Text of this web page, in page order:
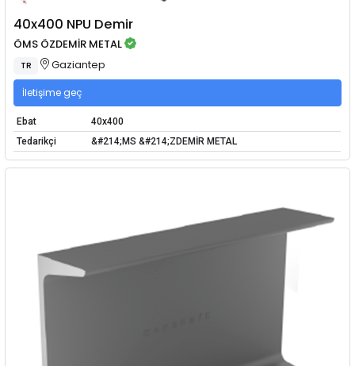
40x400 NPU Demir
ÖMS ÖZDEMİR METAL
TR Gaziantep
İletişime geç
Ebat
40x400
Tedarikçi
&#214;MS &#214;ZDEMİR METAL